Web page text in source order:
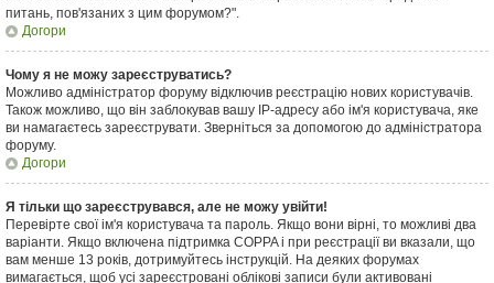
питань, пов'язаних з цим форумом?".
Догори
Чому я не можу зареєструватись?
Можливо адміністратор форуму відключив реєстрацію нових користувачів.
Також можливо, що він заблокував вашу IP-адресу або ім'я користувача, яке
ви намагаєтесь зареєструвати. Зверніться за допомогою до адміністратора
форуму.
Догори
Я тільки що зареєструвався, але не можу увійти!
Перевірте свої ім'я користувача та пароль. Якщо вони вірні, то можливі два
варіанти. Якщо включена підтримка COPPA і при реєстрації ви вказали, що
вам менше 13 років, дотримуйтесь інструкцій. На деяких форумах
вимагається, щоб усі зареєстровані облікові записи були активовані